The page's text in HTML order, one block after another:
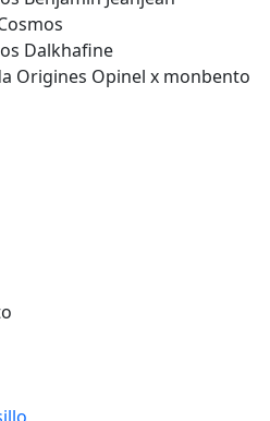
Dalkhafine
Origines Opinel x monbento